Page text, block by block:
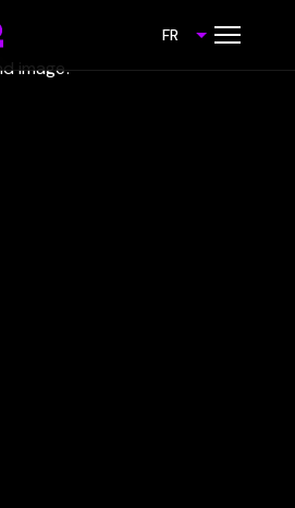
FR
image.